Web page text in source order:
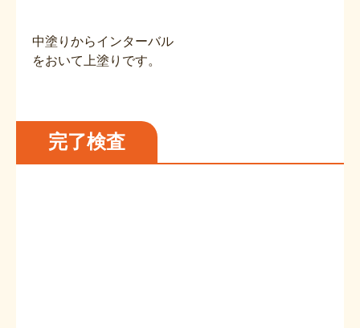
中塗りからインターバル
をおいて上塗りです。
完了検査